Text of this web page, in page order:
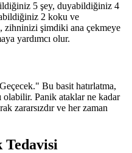
5 şey, duyabildiğiniz 4
2 koku ve
zihninizi şimdiki ana çekmeye
yardımcı olur.
Bu basit hatırlatma,
olabilir. Panik ataklar ne kadar
zararsızdır ve her zaman